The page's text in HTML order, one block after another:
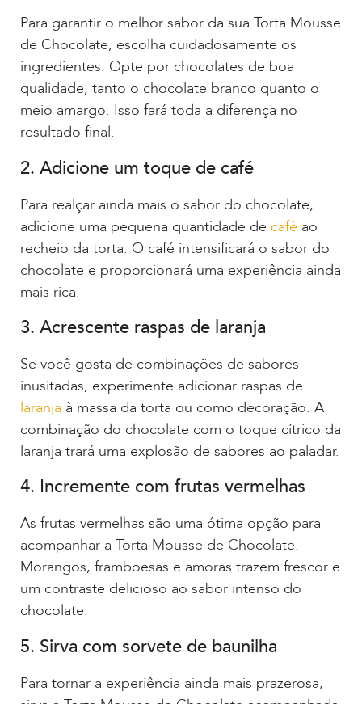
Para garantir o melhor sabor da sua Torta Mousse
de Chocolate, escolha cuidadosamente os
ingredientes. Opte por chocolates de boa
qualidade, tanto o chocolate branco quanto o
meio amargo. Isso fará toda a diferença no
resultado final.
2. Adicione um toque de café
Para realçar ainda mais o sabor do chocolate,
adicione uma pequena quantidade de café ao
recheio da torta. O café intensificará o sabor do
chocolate e proporcionará uma experiência ainda
mais rica.
3. Acrescente raspas de laranja
Se você gosta de combinações de sabores
inusitadas, experimente adicionar raspas de
laranja à massa da torta ou como decoração. A
combinação do chocolate com o toque cítrico da
laranja trará uma explosão de sabores ao paladar.
4. Incremente com frutas vermelhas
As frutas vermelhas são uma ótima opção para
acompanhar a Torta Mousse de Chocolate.
Morangos, framboesas e amoras trazem frescor e
um contraste delicioso ao sabor intenso do
chocolate.
5. Sirva com sorvete de baunilha
Para tornar a experiência ainda mais prazerosa,